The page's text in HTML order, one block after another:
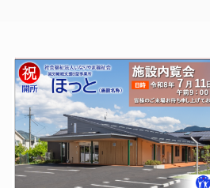
児童たちが合
唱や合奏を披
露。１年生の
鍵盤ハーモ
続きを読む
16陸上競技
大会への出場
を決めた坂城
中学校陸上部
の滝澤來樹く
んと山下結衣